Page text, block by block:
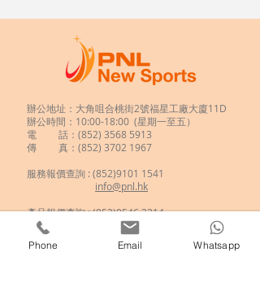
辦公地址：大角咀合桃街2號福星工廠大廈11D
辦公時間：10:00-18:00 (星期一至五）
電 話：(852) 3568 5913
傳 真：(852) 3702 1967
服務報價查詢 :(852)9101 1541
info@pnl.hk
產品報價查詢 : (852)9546 3314
loklibuy02@gmail.com
進修課程查詢 : (852)9134 7967
Phone Email Whatsapp